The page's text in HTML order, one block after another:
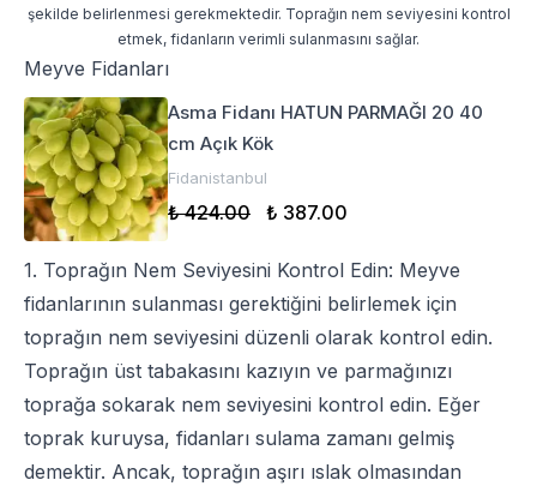
şekilde belirlenmesi gerekmektedir. Toprağın nem seviyesini kontrol
etmek, fidanların verimli sulanmasını sağlar.
Meyve Fidanları
Asma Fidanı HATUN PARMAĞI 20 40
cm Açık Kök
Fidanistanbul
₺ 424.00 ₺ 387.00
1. Toprağın Nem Seviyesini Kontrol Edin: Meyve
fidanlarının sulanması gerektiğini belirlemek için
toprağın nem seviyesini düzenli olarak kontrol edin.
Toprağın üst tabakasını kazıyın ve parmağınızı
toprağa sokarak nem seviyesini kontrol edin. Eğer
toprak kuruysa, fidanları sulama zamanı gelmiş
demektir. Ancak, toprağın aşırı ıslak olmasından